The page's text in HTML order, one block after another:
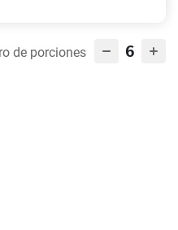
de porciones 6